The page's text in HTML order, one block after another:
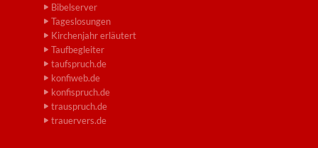
Bibelserver
Tageslosungen
Kirchenjahr erläutert
Taufbegleiter
taufspruch.de
konfiweb.de
konfispruch.de
trauspruch.de
trauervers.de